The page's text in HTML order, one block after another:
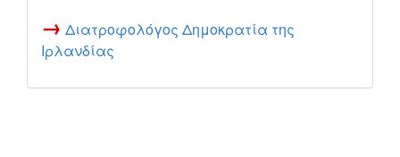
→ Διατροφολόγος Δημοκρατία της
Ιρλανδίας